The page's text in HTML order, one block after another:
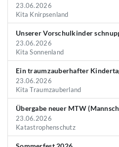
23.06.2026
Kita Knirpsenland
Unserer Vorschulkinder
23.06.2026
Kita Sonnenland
Ein traumzauberhafter
23.06.2026
Kita Traumzauberland
Übergabe neuer MTW
23.06.2026
Katastrophenschutz